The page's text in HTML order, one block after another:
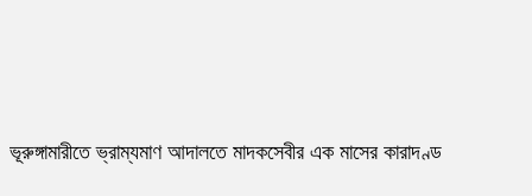
ভূরুঙ্গামারীতে ভ্রাম্যমাণ আদালতে মাদকসেবীর এক মাসের কারাদণ্ড